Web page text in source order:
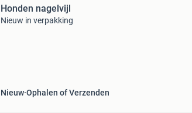
Honden nagelvijl
Nieuw in verpakking
Nieuw Ophalen of Verzenden